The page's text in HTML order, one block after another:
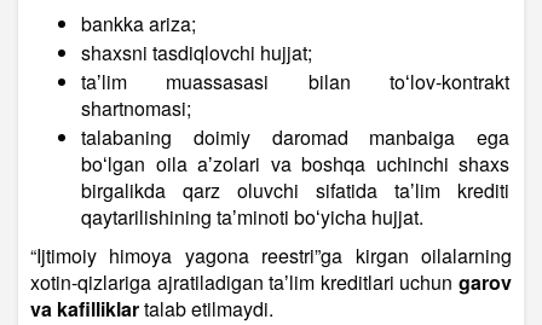
bankka ariza;
shaxsni tasdiqlovchi hujjat;
taʼlim muassasasi bilan toʻlov-kontrakt
shartnomasi;
talabaning doimiy daromad manbaiga ega
boʻlgan oila aʼzolari va boshqa uchinchi shaxs
birgalikda qarz oluvchi sifatida taʼlim krediti
qaytarilishining taʼminoti boʻyicha hujjat.
“Ijtimoiy himoya yagona reestri”ga kirgan oilalarning
xotin-qizlariga ajratiladigan taʼlim kreditlari uchun garov
va kafilliklartalab etilmaydi.